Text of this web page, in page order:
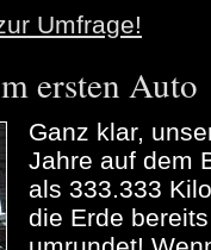
Umfrage!
ersten Auto
Ganz klar,
Jahre auf dem
als 333.333
die Erde